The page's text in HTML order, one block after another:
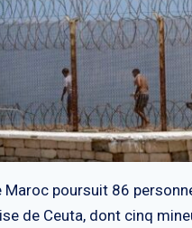
Maroc poursuit 86
de Ceuta, dont cinq